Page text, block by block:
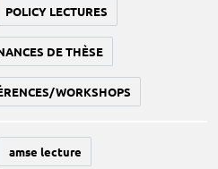
POLICY LECTURES
DE THÈSE
WORKSHOPS
amse lecture